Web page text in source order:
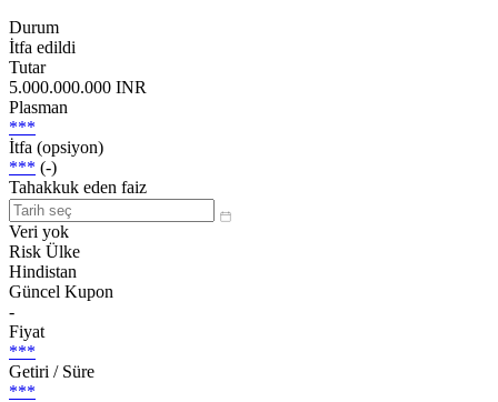
Durum
İtfa edildi
Tutar
5.000.000.000 INR
Plasman
***
İtfa (opsiyon)
*** (-)
Tahakkuk eden faiz
Veri yok
Risk Ülke
Hindistan
Güncel Kupon
-
Fiyat
***
Getiri / Süre
***